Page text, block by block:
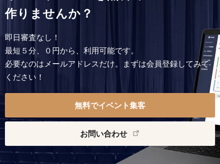
作りませんか？
即日審査なし！
最短５分、０円から、利用可能です。
必要なのはメールアドレスだけ。まずは会員登録してみて
ください！
無料でイベント集客
お問い合わせ